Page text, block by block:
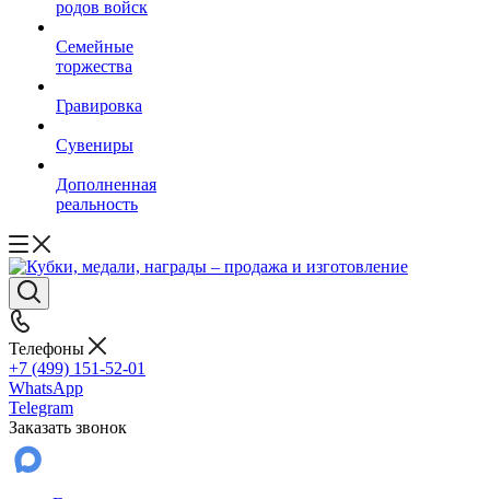
родов войск
Семейные
торжества
Гравировка
Сувениры
Дополненная
реальность
Телефоны
+7 (499) 151-52-01
WhatsApp
Telegram
Заказать звонок